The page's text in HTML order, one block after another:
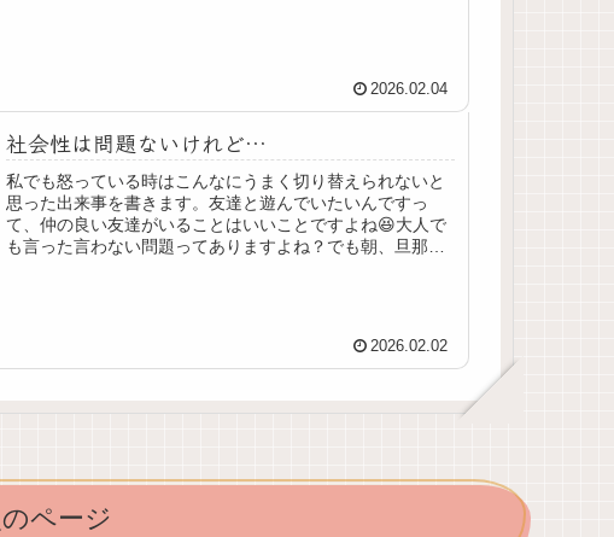
2026.02.04
社会性は問題ないけれど…
私でも怒っている時はこんなにうまく切り替えられないと
思った出来事を書きます。友達と遊んでいたいんですっ
て、仲の良い友達がいることはいいことですよね😆大人で
も言った言わない問題ってありますよね？でも朝、旦那や
2026.02.02
ページ